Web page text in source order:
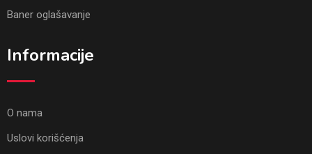
Baner oglašavanje
Informacije
O nama
Uslovi korišćenja